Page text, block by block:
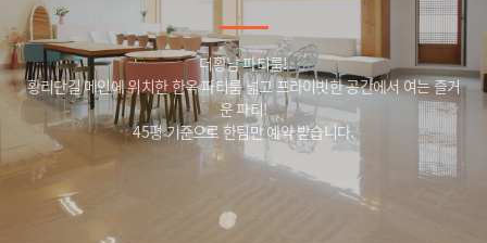
더황남 파티룸!
황리단길 메인에 위치한 한옥 파티룸 넓고 프라이빗한 공간에서 여는 즐거
운 파티!
45평 기준으로 한팀만 예약 받습니다.